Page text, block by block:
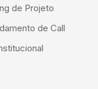
de Projeto
de Call